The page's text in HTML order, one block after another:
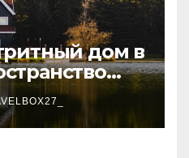
дом в
и